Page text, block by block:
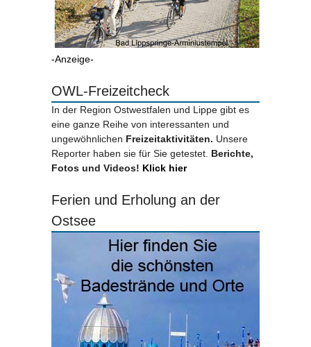
-Anzeige-
OWL-Freizeitcheck
In der Region Ostwestfalen und Lippe gibt es
eine ganze Reihe von interessanten und
ungewöhnlichen Freizeitaktivitäten. Unsere
Reporter haben sie für Sie getestet. Berichte,
Fotos und Videos! Klick hier
Ferien und Erholung an der
Ostsee